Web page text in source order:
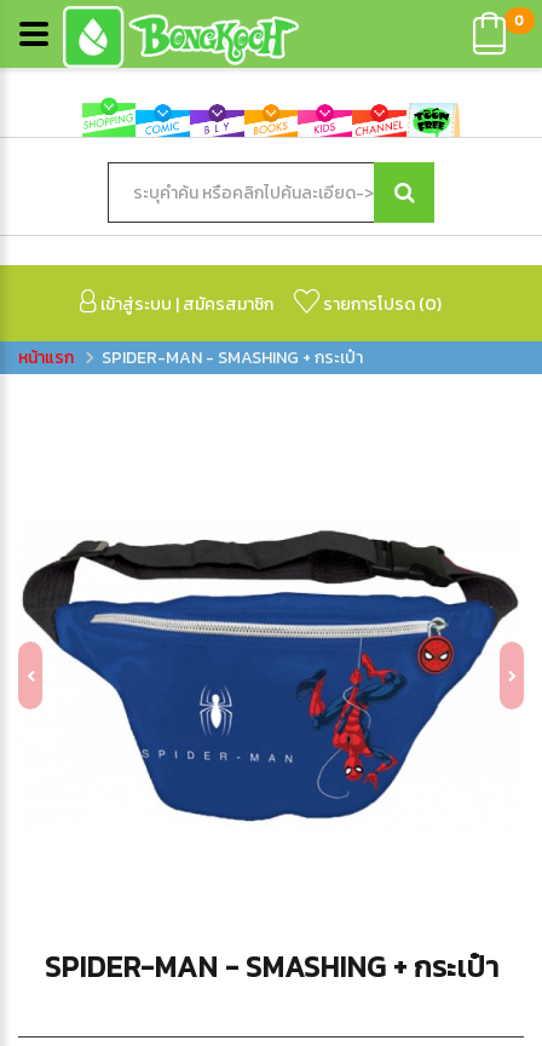
เข้าสู่ระบบ |สมัครสมาชิก รายการโปรด (0)
0
SPIDER-MAN - SMASHING + กระเป๋า
SPIDER-MAN - SMASHING + กระเป๋า